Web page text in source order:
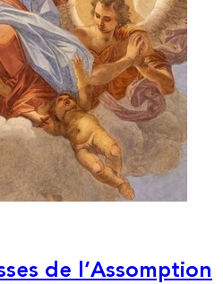
de l’Assomption